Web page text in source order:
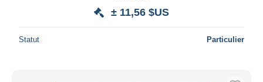
± 11,56 $US
Statut Particulier